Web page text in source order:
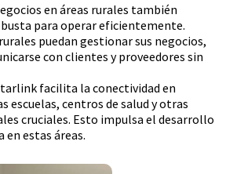
en áreas rurales también
para operar eficientemente.
puedan gestionar sus negocios,
con clientes y proveedores sin
facilita la conectividad en
escuelas, centros de salud y otras
cruciales. Esto impulsa el desarrollo
en estas áreas.